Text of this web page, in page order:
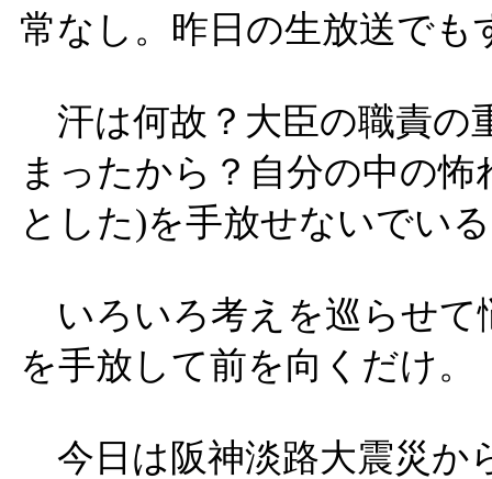
常なし。昨日の生放送でも
汗は何故？大臣の職責の
まったから？自分の中の
とした)を手放せないでい
いろいろ考えを巡らせて
を手放して前を向くだけ。
今日は阪神淡路大震災か